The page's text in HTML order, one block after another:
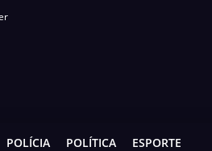
POLÍCIA POLÍTICA ESPORTE